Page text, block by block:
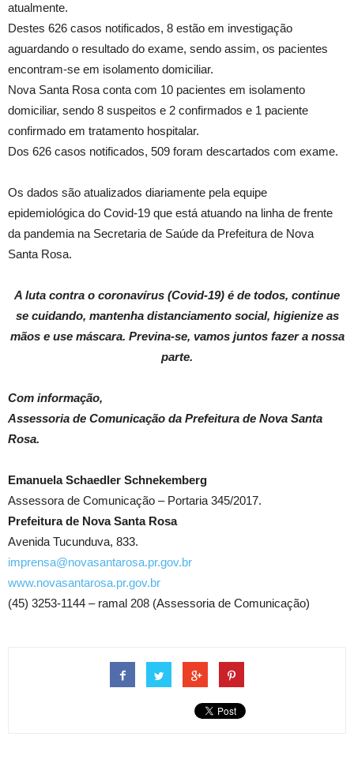
atualmente.
Destes 626 casos notificados, 8 estão em investigação
aguardando o resultado do exame, sendo assim, os pacientes
encontram-se em isolamento domiciliar.
Nova Santa Rosa conta com 10 pacientes em isolamento
domiciliar, sendo 8 suspeitos e 2 confirmados e 1 paciente
confirmado em tratamento hospitalar.
Dos 626 casos notificados, 509 foram descartados com exame.
Os dados são atualizados diariamente pela equipe
epidemiológica do Covid-19 que está atuando na linha de frente
da pandemia na Secretaria de Saúde da Prefeitura de Nova
Santa Rosa.
A luta contra o coronavírus (Covid-19) é de todos, continue
se cuidando, mantenha distanciamento social, higienize as
mãos e use máscara. Previna-se, vamos juntos fazer a nossa
parte.
Com informação,
Assessoria de Comunicação da Prefeitura de Nova Santa
Rosa.
Emanuela Schaedler Schnekemberg
Assessora de Comunicação – Portaria 345/2017.
Prefeitura de Nova Santa Rosa
Avenida Tucunduva, 833.
imprensa@novasantarosa.pr.gov.br
www.novasantarosa.pr.gov.br
(45) 3253-1144 – ramal 208 (Assessoria de Comunicação)